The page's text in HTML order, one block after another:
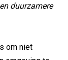
duurzamere
om niet